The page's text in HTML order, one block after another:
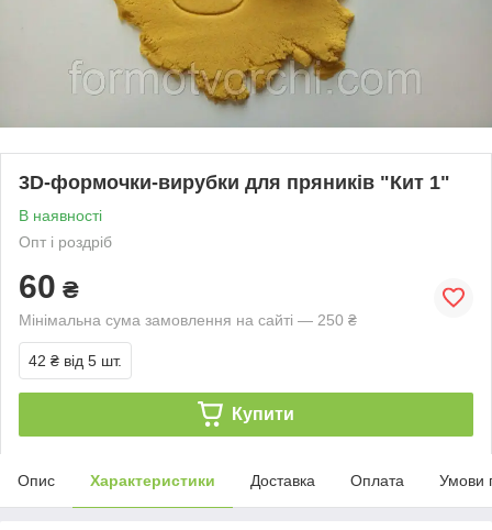
3D-формочки-вирубки для пряників "Кит 1"
В наявності
Опт і роздріб
60 ₴
Мінімальна сума замовлення на сайті — 250 ₴
42 ₴ від 5 шт.
Купити
Опис Характеристики Доставка Оплата Умови